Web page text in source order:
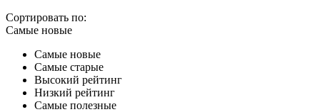
Сортировать по:
Самые новые
Самые новые
Самые старые
Высокий рейтинг
Низкий рейтинг
Самые полезные